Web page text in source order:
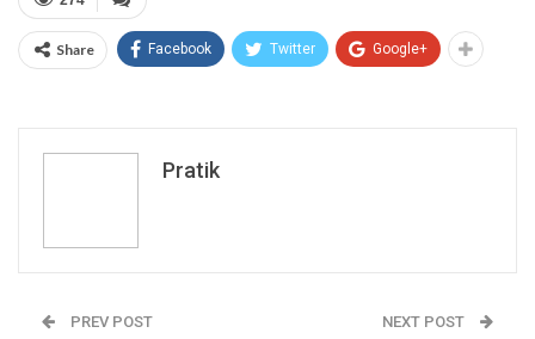
Share Facebook Twitter Google+
Pratik
PREV POST NEXT POST